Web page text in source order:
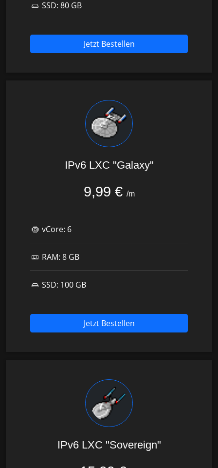
SSD: 80 GB
Jetzt Bestellen
IPv6 LXC "Galaxy"
9,99 € /m
vCore: 6
RAM: 8 GB
SSD: 100 GB
Jetzt Bestellen
IPv6 LXC "Sovereign"